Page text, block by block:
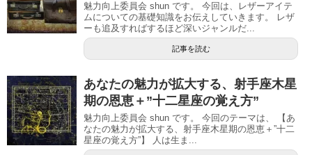
魅力向上委員会 shun です。 今回は、レザーアイテ
ムについての基礎知識をお伝えしていきます。 レザ
ーも追及すればするほど深いジャンルだ...
記事を読む
あなたの魅力が拡大する、射手座木星
期の恩恵＋”十二星座の覚え方”
魅力向上委員会 shun です。 今回のテーマは、 【あ
なたの魅力が拡大する、射手座木星期の恩恵＋”十二
星座の覚え方”】 人は生ま...